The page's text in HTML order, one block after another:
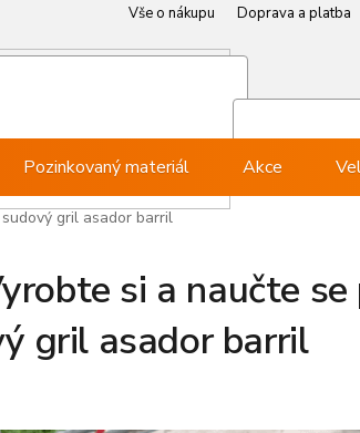
Vše o nákupu Doprava a platba
Pozinkovaný materiál Akce
gril asador barril
si a naučte
gril asador barril